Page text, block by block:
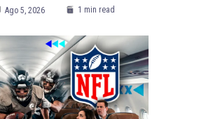
Ago 5, 2026 1 min read